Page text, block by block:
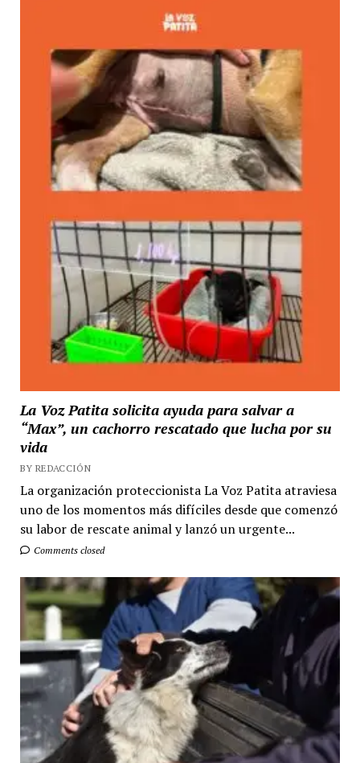
La Voz Patita solicita ayuda para salvar a
“Max”, un cachorro rescatado que lucha por su
vida
BY REDACCIÓN
La organización proteccionista La Voz Patita atraviesa
uno de los momentos más difíciles desde que comenzó
su labor de rescate animal y lanzó un urgente...
Comments closed